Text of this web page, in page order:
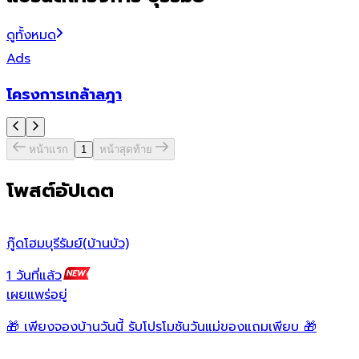
ดูทั้งหมด
Ads
โครงการเกล้าลฎา
หน้าแรก 1 หน้าสุดท้าย
โพสต์อัปเดต
กู๊ดโฮมบุรีรัมย์(บ้านบัว)
1 วันที่แล้ว
เผยแพร่อยู่
🎁 เพียงจองบ้านวันนี้ รับโปรโมชันวันแม่ของแถมเพียบ 🎁